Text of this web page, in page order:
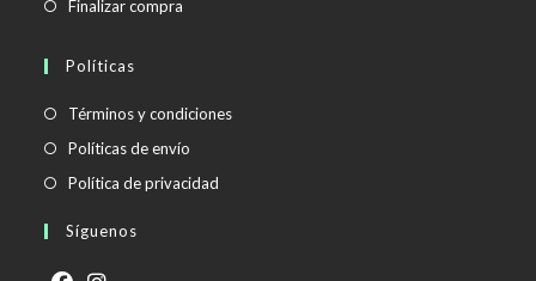
Finalizar compra
Políticas
Términos y condicionesSe
Políticas de envío
abre
Política de privacidad
Síguenos